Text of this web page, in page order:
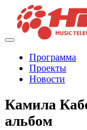
Программа
Проекты
Новости
Камила
альбом